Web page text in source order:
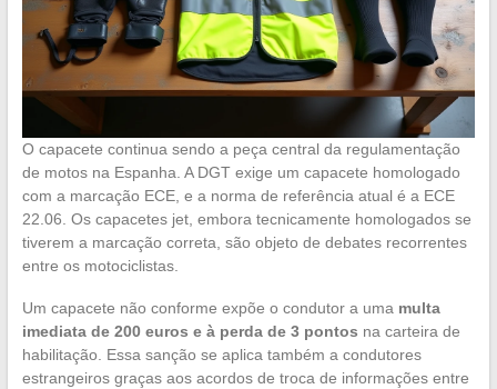
O capacete continua sendo a peça central da regulamentação
de motos na Espanha. A DGT exige um capacete homologado
com a marcação ECE, e a norma de referência atual é a ECE
22.06. Os capacetes jet, embora tecnicamente homologados se
tiverem a marcação correta, são objeto de debates recorrentes
entre os motociclistas.
Um capacete não conforme expõe o condutor a uma multa
imediata de 200 euros e à perda de 3 pontos na carteira de
habilitação. Essa sanção se aplica também a condutores
estrangeiros graças aos acordos de troca de informações entre